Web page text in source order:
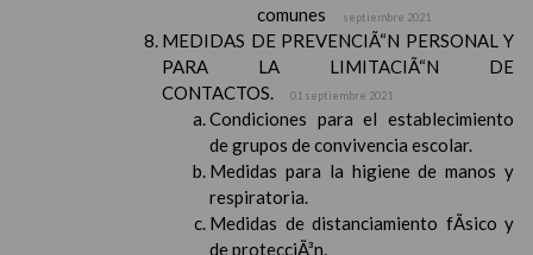
comunes
septiembre 2021
MEDIDAS DE PREVENCIÃ“N PERSONAL Y
PARA LA LIMITACIÃ“N DE
CONTACTOS.
01 septiembre 2021
Condiciones para el establecimiento
de grupos de convivencia escolar.
Medidas para la higiene de manos y
respiratoria.
Medidas de distanciamiento fÃ­sico y
de protecciÃ³n.